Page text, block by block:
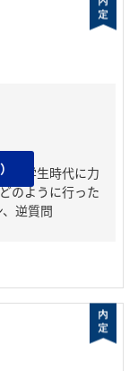
（学生時代に力
のように行った
逆質問